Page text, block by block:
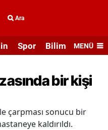
Ara
Spor Bilim veMENÜ
bir kişi
çarpması sonucu bir
kaldırıldı.